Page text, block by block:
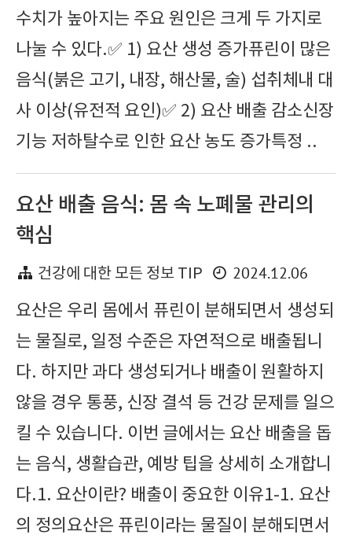
수치가 높아지는 주요 원인은 크게 두 가지로
나눌 수 있다.✅ 1) 요산 생성 증가퓨린이 많은
음식(붉은 고기, 내장, 해산물, 술) 섭취체내 대
사 이상(유전적 요인)✅ 2) 요산 배출 감소신장
기능 저하탈수로 인한 요산 농도 증가특정 ..
요산 배출 음식: 몸 속 노폐물 관리의
핵심
건강에 대한 모든 정보 TIP
2024.12.06
요산은 우리 몸에서 퓨린이 분해되면서 생성되
는 물질로, 일정 수준은 자연적으로 배출됩니
다. 하지만 과다 생성되거나 배출이 원활하지
않을 경우 통풍, 신장 결석 등 건강 문제를 일으
킬 수 있습니다. 이번 글에서는 요산 배출을 돕
는 음식, 생활습관, 예방 팁을 상세히 소개합니
다.1. 요산이란? 배출이 중요한 이유1-1. 요산
의 정의요산은 퓨린이라는 물질이 분해되면서